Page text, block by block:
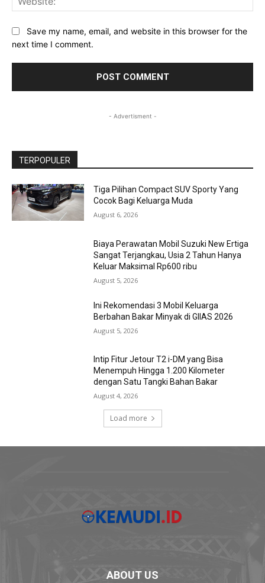
Save my name, email, and website in this browser for the
next time I comment.
- Advertisment -
TERPOPULER
Tiga Pilihan Compact SUV Sporty Yang
Cocok Bagi Keluarga Muda
August 6, 2026
Biaya Perawatan Mobil Suzuki New Ertiga
Sangat Terjangkau, Usia 2 Tahun Hanya
Keluar Maksimal Rp600 ribu
August 5, 2026
Ini Rekomendasi 3 Mobil Keluarga
Berbahan Bakar Minyak di GIIAS 2026
August 5, 2026
Intip Fitur Jetour T2 i-DM yang Bisa
Menempuh Hingga 1.200 Kilometer
dengan Satu Tangki Bahan Bakar
August 4, 2026
Load more
ABOUT US